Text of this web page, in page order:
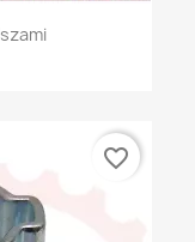
favorite_border